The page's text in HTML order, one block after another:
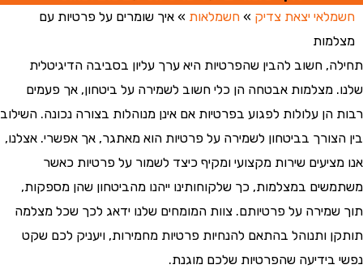
יצאת צדיק »חשמלאות»איך שומרים על פרטיות עם
חשוב להבין שהפרטיות היא ערך עליון בסביבה הדיגיטלית
מצלמות אבטחה הן כלי חשוב לשמירה על ביטחון, אך פעמים
עלולות לפגוע בפרטיות אם אינן מנוהלות בצורה נכונה. השילוב
בביטחון לשמירה על פרטיות הוא מאתגר, אך אפשרי. אצלנו,
שירות מקצועי ומקיף כיצד לשמור על פרטיות כאשר
במצלמות, כך שלקוחותינו ייהנו מהביטחון שהן מספקות,
על פרטיותם. צוות המומחים שלנו ידאג לכך שכל מצלמה
ותנוהל בהתאם להנחיות פרטיות מחמירות, ויעניק לכם שקט
שהפרטיות שלכם מוגנת.